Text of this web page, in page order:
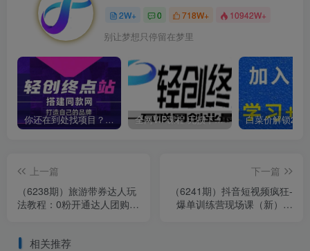
2W+ 0 718W+ 10942W+
别让梦想只停留在梦里
你还在到处找项目？还在当韭菜？我靠卖项目一个月收入5万+，曾经我也是个失败者。 全网VIP课程 无损下载~
上一篇
（6238期）旅游带券达人玩
法教程：0粉开通达人团购，
下一篇
（6241期）抖音短视频疯狂-
爆单训练营现场课（新）直
相关推荐